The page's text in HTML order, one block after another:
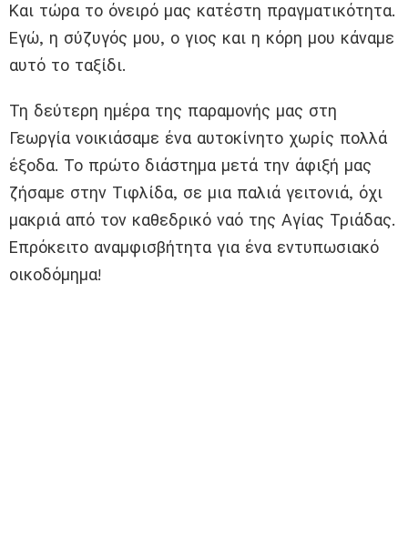
Και τώρα το όνειρό μας κατέστη πραγματικότητα.
Εγώ, η σύζυγός μου, ο γιος και η κόρη μου κάναμε
αυτό το ταξίδι.
Τη δεύτερη ημέρα της παραμονής μας στη
Γεωργία νοικιάσαμε ένα αυτοκίνητο χωρίς πολλά
έξοδα. Το πρώτο διάστημα μετά την άφιξή μας
ζήσαμε στην Τιφλίδα, σε μια παλιά γειτονιά, όχι
μακριά από τον καθεδρικό ναό της Αγίας Τριάδας.
Επρόκειτο αναμφισβήτητα για ένα εντυπωσιακό
οικοδόμημα!